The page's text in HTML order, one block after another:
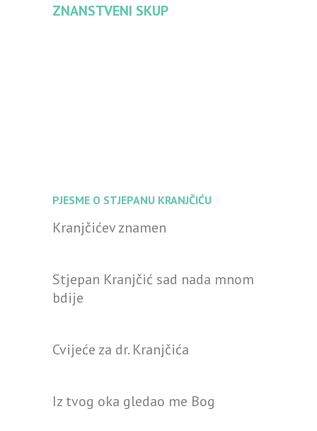
ZNANSTVENI SKUP
PJESME O STJEPANU KRANJČIĆU
Kranjčićev znamen
Stjepan Kranjčić sad nada mnom
bdije
Cvijeće za dr. Kranjčića
Iz tvog oka gledao me Bog